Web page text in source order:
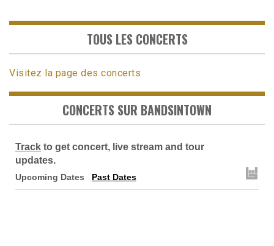
TOUS LES CONCERTS
Visitez la page des concerts
CONCERTS SUR BANDSINTOWN
Track to get concert, live stream and tour
updates.
Upcoming Dates Past Dates